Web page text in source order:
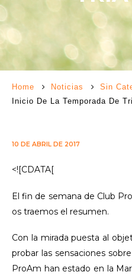
Home Noticias
Sin
Inicio De La Temporada De
10 DE ABRIL DE 2017
<![CDATA[
El fin de semana de Club
os traemos el resumen.
Con la mirada puesta al
probar las sensaciones
ProAm han estado en la